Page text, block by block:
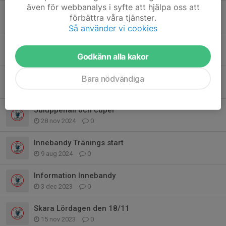
Snart börjar innebandy säsongen!
15 aug 2025 0
Uppehåll över sommaren
0
Innebandy för hela slanten
Juluppehåll och cuper
28 nov 2024 0
Innebandy Tränings start
9 aug 2024 0
Information Innebandy
3 dec 2023 0
Skara Lördagen den 18/11
15 nov 2023 0
även för webbanalys i syfte att hjälpa oss att
förbättra våra tjänster.
Så använder vi cookies
Godkänn alla kakor
Bara nödvändiga